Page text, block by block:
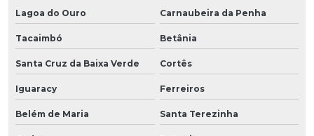
Lagoa do Ouro Carnaubeira da Penha
Tacaimbó Betânia
Santa Cruz da Baixa Verde Cortês
Iguaracy Ferreiros
Belém de Maria Santa Terezinha